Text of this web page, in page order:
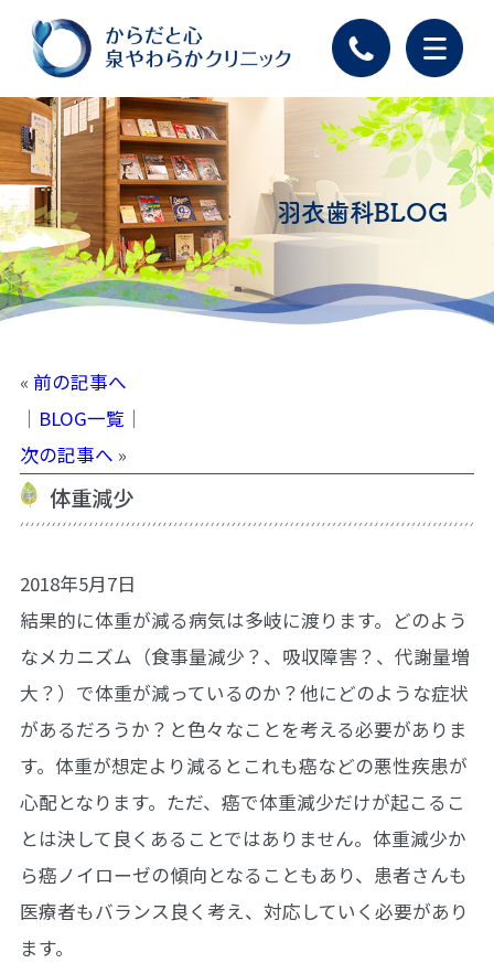
羽衣歯科BLOG
« 前の記事へ
│ BLOG一覧 │
次の記事へ »
体重減少
2018年5月7日
結果的に体重が減る病気は多岐に渡ります。どのよう
なメカニズム（食事量減少？、吸収障害？、代謝量増
大？）で体重が減っているのか？他にどのような症状
があるだろうか？と色々なことを考える必要がありま
す。体重が想定より減るとこれも癌などの悪性疾患が
心配となります。ただ、癌で体重減少だけが起こるこ
とは決して良くあることではありません。体重減少か
ら癌ノイローゼの傾向となることもあり、患者さんも
医療者もバランス良く考え、対応していく必要があり
ます。